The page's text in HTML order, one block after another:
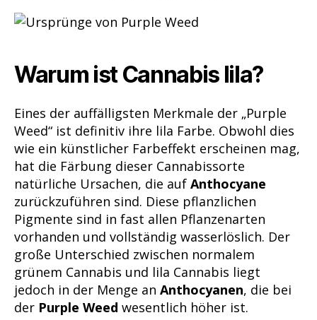
Warum ist Cannabis lila?
Eines der auffälligsten Merkmale der „Purple
Weed“ ist definitiv ihre lila Farbe. Obwohl dies
wie ein künstlicher Farbeffekt erscheinen mag,
hat die Färbung dieser Cannabissorte
natürliche Ursachen, die auf Anthocyane
zurückzuführen sind. Diese pflanzlichen
Pigmente sind in fast allen Pflanzenarten
vorhanden und vollständig wasserlöslich. Der
große Unterschied zwischen normalem
grünem Cannabis und lila Cannabis liegt
jedoch in der Menge an Anthocyanen, die bei
der Purple Weed wesentlich höher ist.